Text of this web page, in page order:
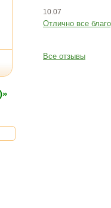
10.07
Отлично все
Все отзывы